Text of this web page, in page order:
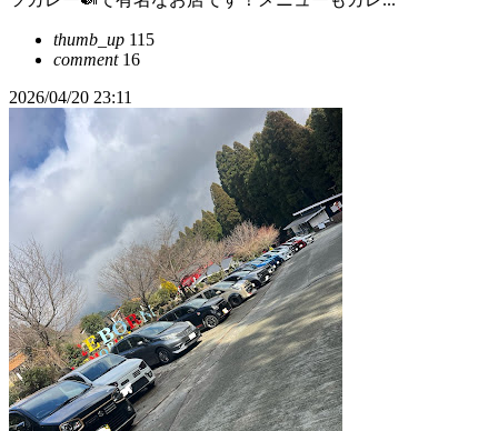
thumb_up 115
comment16
2026/04/20 23:11